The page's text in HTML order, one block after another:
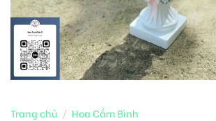
Trang chủ / Hoa Cắm Bình